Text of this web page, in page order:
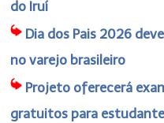
do Iruí
Dia dos Pais 2026
no varejo brasileiro
Projeto oferecerá
gratuitos para